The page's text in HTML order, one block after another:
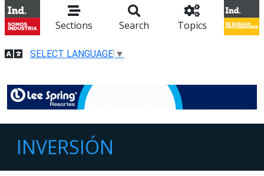
Sections Search Topics
SELECT LANGUAGE ▼
INVERSIÓN